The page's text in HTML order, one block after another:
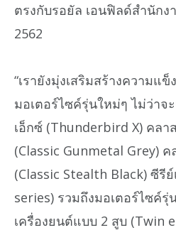
ตรงกับรอยัล เอนฟิลด์สำนัก
2562
“เรายังมุ่งเสริมสร้างความแ
มอเตอร์ไซค์รุ่นใหม่ๆ ไม่ว่าจ
เอ็กซ์ (Thunderbird X) คลา
(Classic Gunmetal Grey)
(Classic Stealth Black) ซีรี
series) รวมถึงมอเตอร์ไซค์
เครื่องยนต์แบบ 2 สูบ (Twin